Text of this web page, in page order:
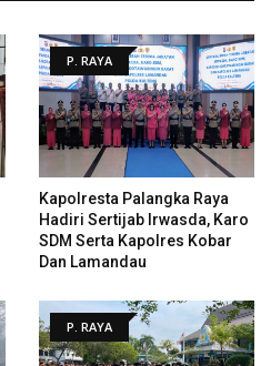
P. RAYA
Kapolresta Palangka Raya
Hadiri Sertijab Irwasda, Karo
SDM Serta Kapolres Kobar
Dan Lamandau
P. RAYA